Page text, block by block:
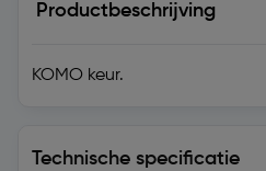
Productbeschrijving
KOMO keur.
Technische specificatie